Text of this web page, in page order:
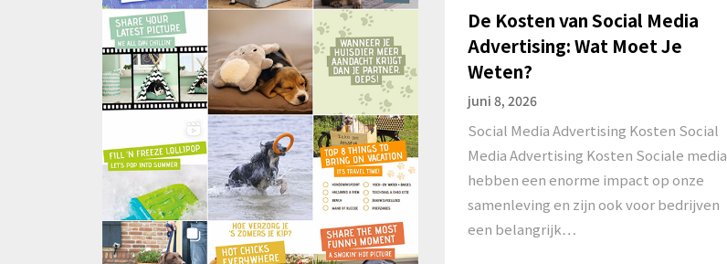
De Kosten van Social Media
Advertising: Wat Moet Je
Weten?
juni 8, 2026
Social Media Advertising Kosten Social
Media Advertising Kosten Sociale media
hebben een enorme impact op onze
samenleving en zijn ook voor bedrijven
een belangrijk…